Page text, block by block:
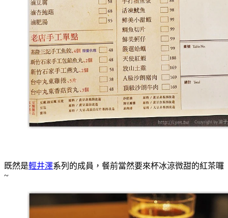
既然是輕井澤系列的成員，餐前當然要來杯冰涼微甜的紅茶囉
~